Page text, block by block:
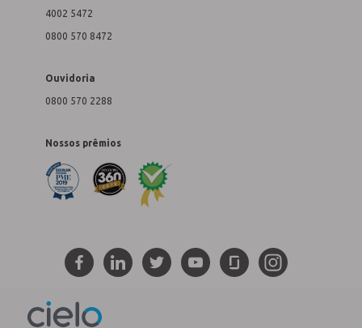
4002 5472
0800 570 8472
Ouvidoria
0800 570 2288
Nossos prêmios